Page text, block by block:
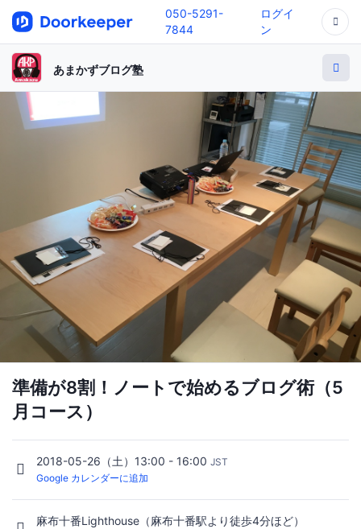
050-5291-
7844
ログイ
ン
あまかずブログ塾
準備が8割！ノートで始めるブログ術（5
月コース）
2018-05-26（土）13:00 - 16:00 JST
Google カレンダーに追加
麻布十番Lighthouse（麻布十番駅より徒歩4分ほど）